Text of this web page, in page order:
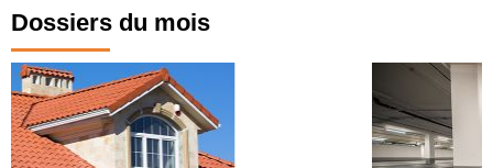
Dossiers du mois